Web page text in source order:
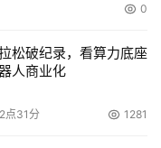
0
松破纪录，看算力底座
人商业化
点31分 1281